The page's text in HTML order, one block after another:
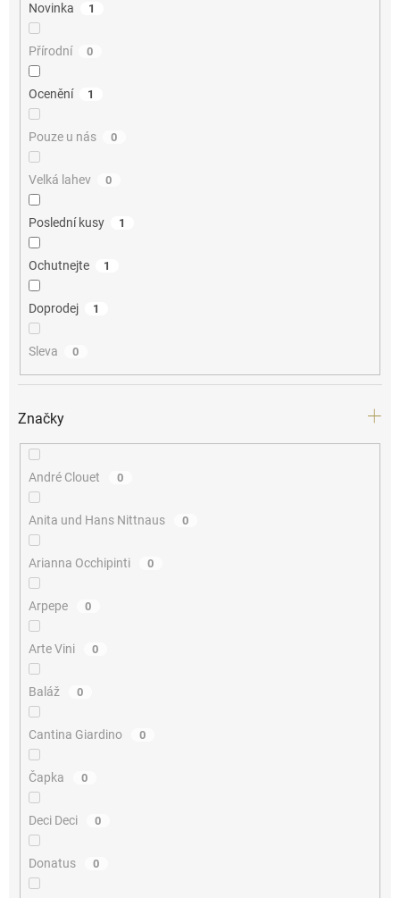
Novinka 1
Přírodní 0
Ocenění 1
Pouze u nás 0
Velká lahev 0
Poslední kusy 1
Ochutnejte 1
Doprodej 1
Sleva 0
Značky
André Clouet 0
Anita und Hans Nittnaus 0
Arianna Occhipinti 0
Arpepe 0
Arte Vini 0
Baláž 0
Cantina Giardino 0
Čapka 0
Deci Deci 0
Donatus 0